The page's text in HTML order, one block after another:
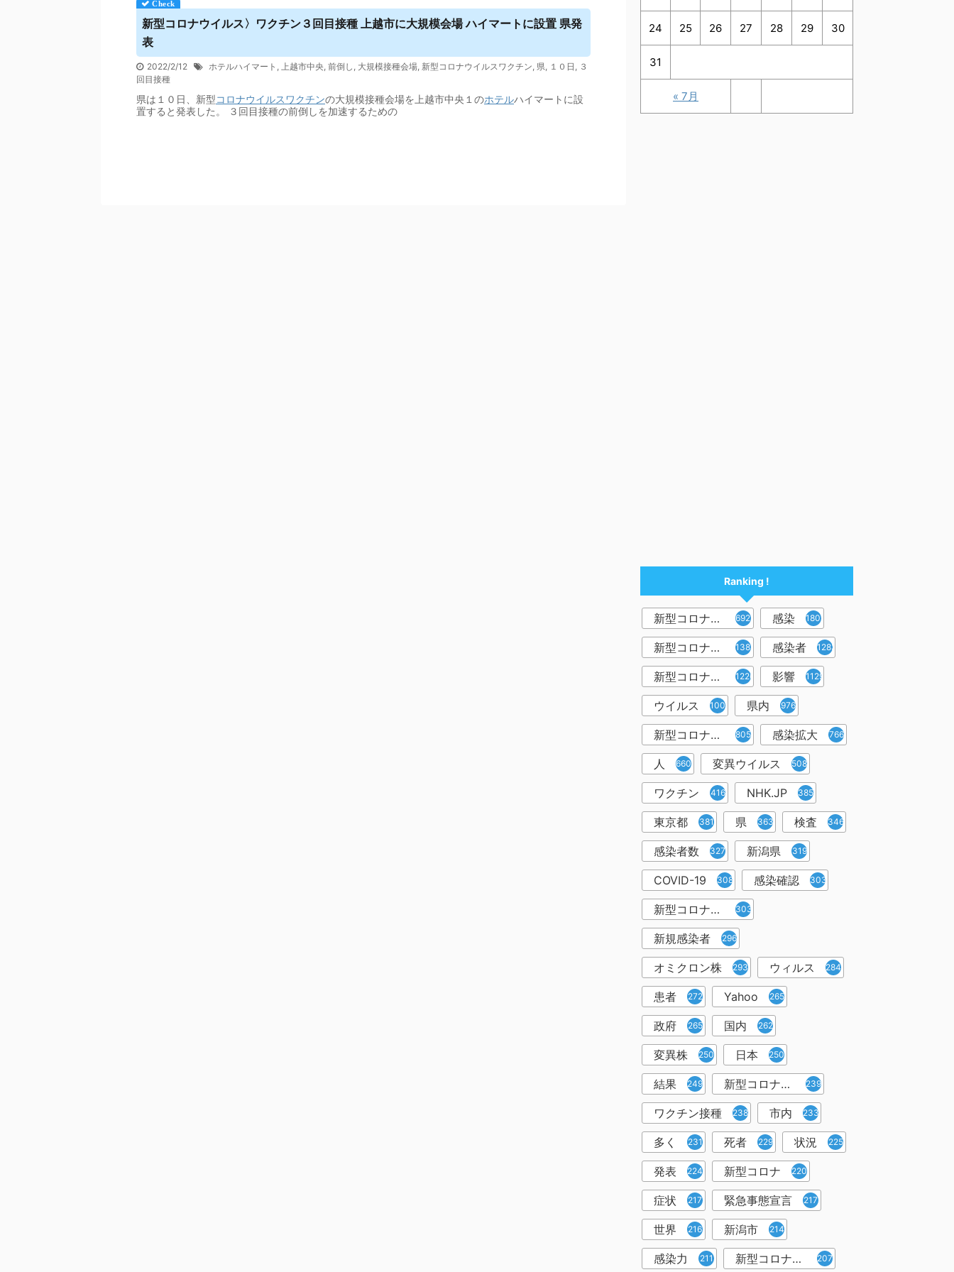
新型コロナウイルス〉ワクチン３回目接種 上越市に大規模会場 ハイマートに設置 県発
表
2022/2/12 ホテルハイマート , 上越市中央, 前倒し , 大規模接種会場, 新型コロナウイルスワクチン, 県, １０日 , ３
回目接種
県は１０日、新型コロナウイルス ワクチンの大規模接種会場を上越市中央１のホテルハイマートに設
置すると発表した。 ３回目接種の前倒しを加速するための
« 7月
24 25 26 27 28 29 30
31
Ranking !
新型コロナウイルス 6921 感染 1809
新型コロナウィルス 1382 感染者 1283
新型コロナウイルス感染症 1226 影響 1129
ウイルス 1001 県内 976
新型コロナウイルス感染 805 感染拡大 766
人 660 変異ウイルス 508
ワクチン 416 NHK.JP 385
東京都 381 県 363 検査 346
感染者数 327 新潟県 319
COVID-19 308 感染確認 303
新型コロナウィルス感染症 303
新規感染者 296
オミクロン株 293 ウィルス 284
患者 272 Yahoo 265
政府 265 国内 262
変異株 250 日本 250
結果 249 新型コロナウイルスワクチン 239
ワクチン接種 238 市内 233
多く 231 死者 229 状況 225
発表 224 新型コロナ 220
症状 217 緊急事態宣言 217
世界 216 新潟市 214
感染力 211 新型コロナウイルス感染者 207